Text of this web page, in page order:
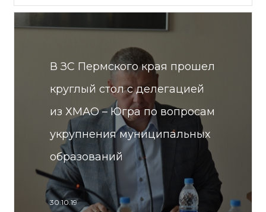
В ЗС Пермского края прошел
круглый стол с делегацией
из ХМАО – Югра по вопросам
укрупнения муниципальных
образований
30.10.19